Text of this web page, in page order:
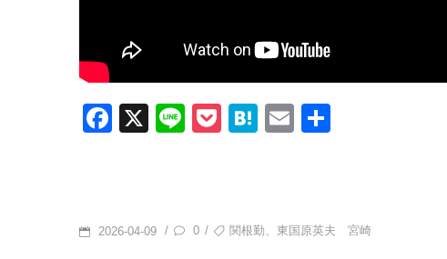
F
b
X
Li
P
H
a
E
POSTED
2026-04-09 / 0 / TAGS関根勤、東国原英夫 宮崎